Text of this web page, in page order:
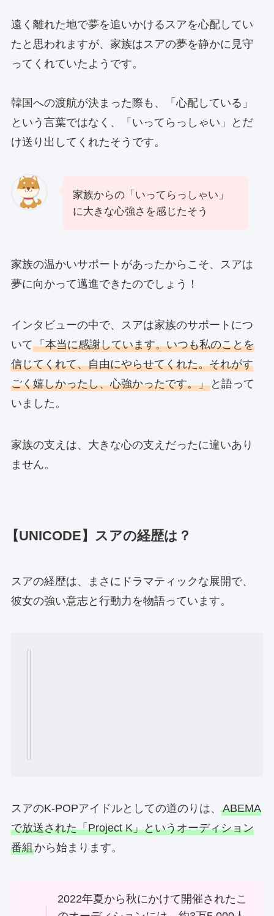
遠く離れた地で夢を追いかけるスアを心配してい
たと思われますが、家族はスアの夢を静かに見守
ってくれていたようです。
韓国への渡航が決まった際も、「心配している」
という言葉ではなく、「いってらっしゃい」とだ
け送り出してくれたそうです。
家族からの「いってらっしゃい」
に大きな心強さを感じたそう
家族の温かいサポートがあったからこそ、スアは
夢に向かって邁進できたのでしょう！
インタビューの中で、スアは家族のサポートにつ
いて「本当に感謝しています。いつも私のことを
信じてくれて、自由にやらせてくれた。それがす
ごく嬉しかったし、心強かったです。」と語って
いました。
家族の支えは、大きな心の支えだったに違いあり
ません。
【UNICODE】スアの経歴は？
スアの経歴は、まさにドラマティックな展開で、
彼女の強い意志と行動力を物語っています。
スアのK-POPアイドルとしての道のりは、 ABEMA
で放送された「Project K」というオーディション
番組から始まります。
2022年夏から秋にかけて開催されたこ